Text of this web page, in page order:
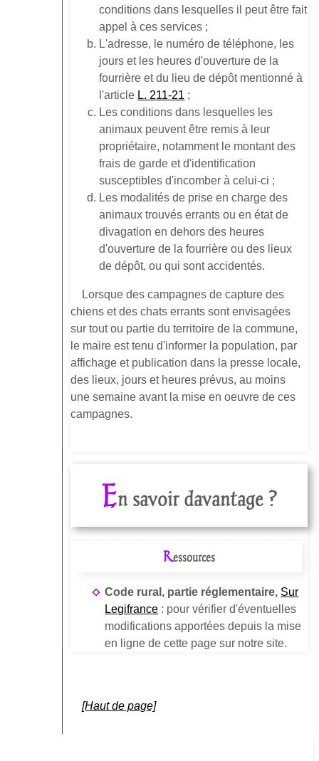
conditions dans lesquelles il peut être fait
appel à ces services ;
L'adresse, le numéro de téléphone, les
jours et les heures d'ouverture de la
fourrière et du lieu de dépôt mentionné à
l'article L. 211-21 ;
Les conditions dans lesquelles les
animaux peuvent être remis à leur
propriétaire, notamment le montant des
frais de garde et d'identification
susceptibles d'incomber à celui-ci ;
Les modalités de prise en charge des
animaux trouvés errants ou en état de
divagation en dehors des heures
d'ouverture de la fourrière ou des lieux
de dépôt, ou qui sont accidentés.
Lorsque des campagnes de capture des
chiens et des chats errants sont envisagées
sur tout ou partie du territoire de la commune,
le maire est tenu d'informer la population, par
affichage et publication dans la presse locale,
des lieux, jours et heures prévus, au moins
une semaine avant la mise en oeuvre de ces
campagnes.
En savoir davantage ?
Ressources
Code rural, partie réglementaire, Sur
Legifrance : pour vérifier d'éventuelles
modifications apportées depuis la mise
en ligne de cette page sur notre site.
[Haut de page]